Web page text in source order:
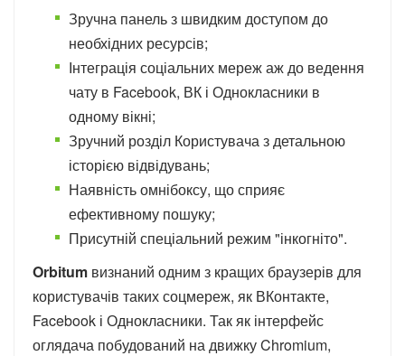
Зручна панель з швидким доступом до
необхідних ресурсів;
Інтеграція соціальних мереж аж до ведення
чату в Facebook, ВК і Однокласники в
одному вікні;
Зручний розділ Користувача з детальною
історією відвідувань;
Наявність омнібоксу, що сприяє
ефективному пошуку;
Присутній спеціальний режим "інкогніто".
Orbitum визнаний одним з кращих браузерів для
користувачів таких соцмереж, як ВКонтакте,
Facebook і Однокласники. Так як інтерфейс
оглядача побудований на движку Chromium,